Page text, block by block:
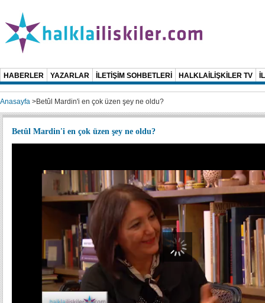
HABERLER YAZARLAR İLETİŞİM SOHBETLERİ HALKLAİLİŞKİLER TV
Anasayfa >Betûl Mardin'i en çok üzen şey ne oldu?
Betûl Mardin'i en çok üzen şey ne oldu?